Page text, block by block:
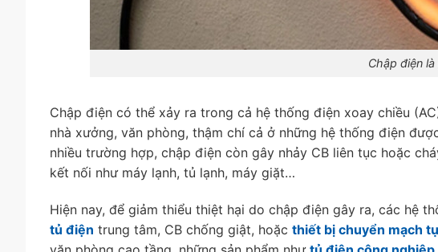
Chập điện là
Chập điện có thể xảy ra trong cả hệ thống điện xoay chiều
nhà xưởng, văn phòng, thậm chí cả ở những hệ thống điện
nhiều trường hợp, chập điện còn gây nhảy CB liên tục hoặc
kết nối như máy lạnh, tủ lạnh, máy giặt…
Hiện nay, để giảm thiểu thiệt hại do chập điện gây ra, các hệ
tủ điện trung tâm, CB chống giật, hoặc thiết bị chuyển mạch